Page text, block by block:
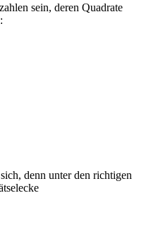
sein, deren Quadrate
denn unter den richtigen